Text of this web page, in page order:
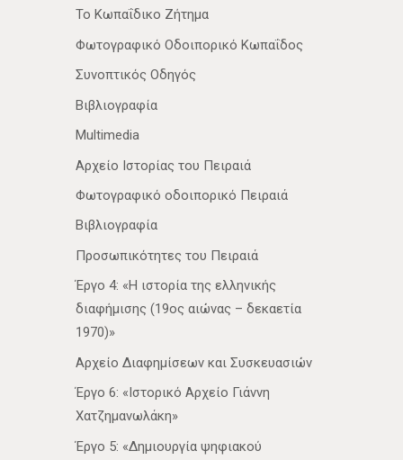
Το Κωπαΐδικο Ζήτημα
Φωτογραφικό Οδοιπορικό Κωπαΐδος
Συνοπτικός Οδηγός
Βιβλιογραφία
Multimedia
Αρχείο Ιστορίας του Πειραιά
Φωτογραφικό οδοιπορικό Πειραιά
Βιβλιογραφία
Προσωπικότητες του Πειραιά
Έργο 4: «Η ιστορία της ελληνικής
διαφήμισης (19ος αιώνας – δεκαετία
1970)»
Αρχείο Διαφημίσεων και Συσκευασιών
Έργο 6: «Ιστορικό Αρχείο Γιάννη
Χατζημανωλάκη»
Έργο 5: «Δημιουργία ψηφιακού